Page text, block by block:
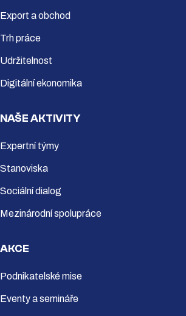
Export a obchod
Trh práce
Udržitelnost
Digitální ekonomika
NAŠE AKTIVITY
Expertní týmy
Stanoviska
Sociální dialog
Mezinárodní spolupráce
AKCE
Podnikatelské mise
Eventy a semináře